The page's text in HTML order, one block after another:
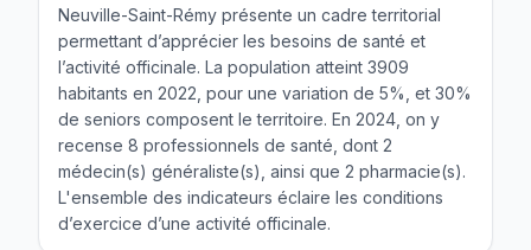
Neuville-Saint-Rémy présente un cadre territorial
permettant d’apprécier les besoins de santé et
l’activité officinale. La population atteint 3909
habitants en 2022, pour une variation de 5%, et 30%
de seniors composent le territoire. En 2024, on y
recense 8 professionnels de santé, dont 2
médecin(s) généraliste(s), ainsi que 2 pharmacie(s).
L'ensemble des indicateurs éclaire les conditions
d’exercice d’une activité officinale.